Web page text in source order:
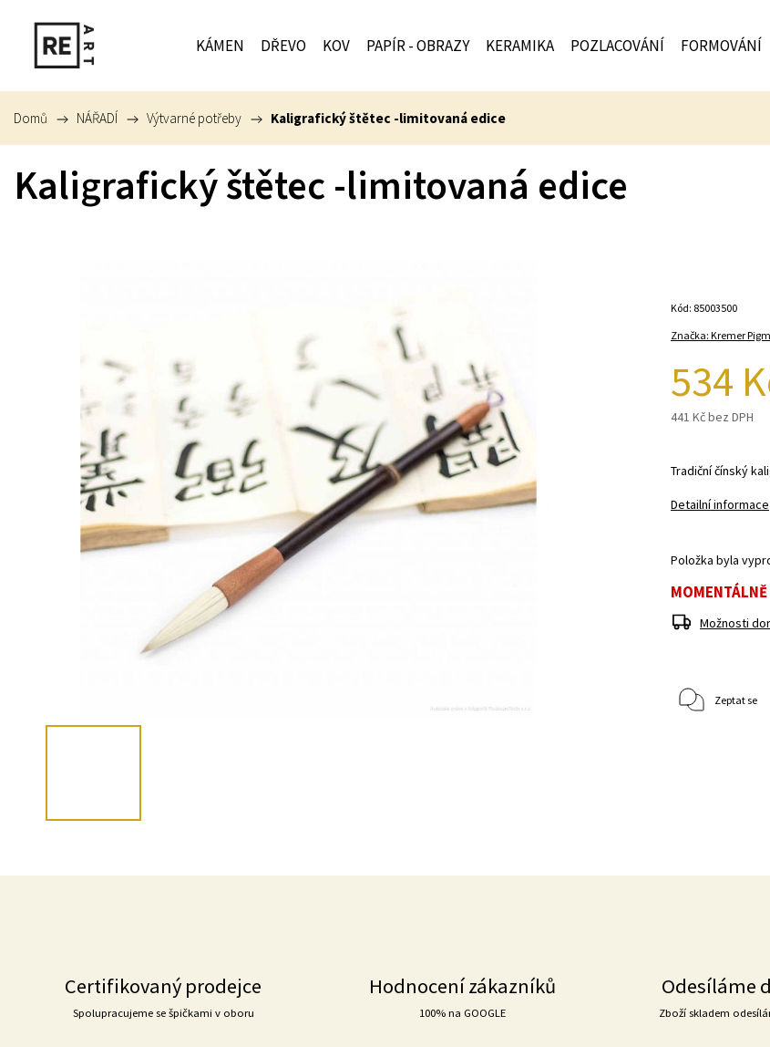
KÁMEN DŘEVO KOV PAPÍR - OBRAZY KERAMIKA POZLACOVÁNÍ FORMOVÁNÍ
Domů / NÁŘADÍ / Výtvarné potřeby / Kaligrafický štětec -limitovaná edice
Kaligrafický štětec -limitovaná edice
Značka: Kremer
534
441 Kč bez DPH
Kód: 85003500
Tradiční čínský
Detailní informace
Položka byla
Možnosti
Zeptat se
Certifikovaný prodejce
Spolupracujeme se špičkami v oboru
Hodnocení zákazníků
100% na GOOGLE
Odesíláme
Zboží skladem